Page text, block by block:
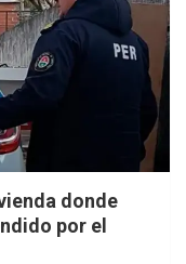
donde
por el